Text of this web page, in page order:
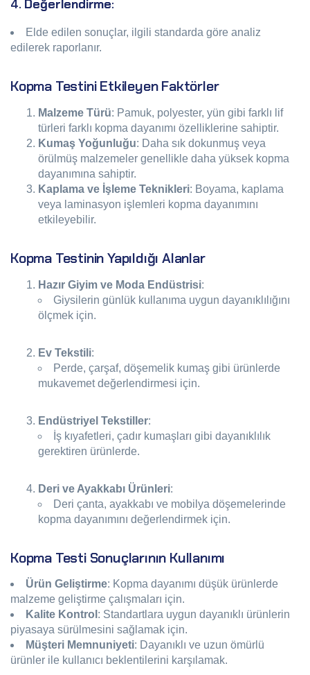
4. Değerlendirme:
Elde edilen sonuçlar, ilgili standarda göre analiz
edilerek raporlanır.
Kopma Testini Etkileyen Faktörler
Malzeme Türü: Pamuk, polyester, yün gibi farklı lif
türleri farklı kopma dayanımı özelliklerine sahiptir.
Kumaş Yoğunluğu: Daha sık dokunmuş veya
örülmüş malzemeler genellikle daha yüksek kopma
dayanımına sahiptir.
Kaplama ve İşleme Teknikleri: Boyama, kaplama
veya laminasyon işlemleri kopma dayanımını
etkileyebilir.
Kopma Testinin Yapıldığı Alanlar
Hazır Giyim ve Moda Endüstrisi:
Giysilerin günlük kullanıma uygun dayanıklılığını
ölçmek için.
Ev Tekstili:
Perde, çarşaf, döşemelik kumaş gibi ürünlerde
mukavemet değerlendirmesi için.
Endüstriyel Tekstiller:
İş kıyafetleri, çadır kumaşları gibi dayanıklılık
gerektiren ürünlerde.
Deri ve Ayakkabı Ürünleri:
Deri çanta, ayakkabı ve mobilya döşemelerinde
kopma dayanımını değerlendirmek için.
Kopma Testi Sonuçlarının Kullanımı
Ürün Geliştirme: Kopma dayanımı düşük ürünlerde
malzeme geliştirme çalışmaları için.
Kalite Kontrol : Standartlara uygun dayanıklı ürünlerin
piyasaya sürülmesini sağlamak için.
Müşteri Memnuniyeti: Dayanıklı ve uzun ömürlü
ürünler ile kullanıcı beklentilerini karşılamak.